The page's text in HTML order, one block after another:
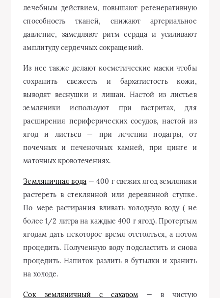
лечебным действием, повышают регенеративную
способность тканей, снижают артериальное
давление, замедляют ритм сердца и усиливают
амплитуду сердечных сокращений.
Из нее также делают косметические маски чтобы
сохранить свежесть и бархатистость кожи,
выводят веснушки и лишаи. Настой из листьев
земляники используют при гастритах, для
расширения периферических сосудов, настой из
ягод и листьев — при лечении подагры, от
почечных и печеночных камней, при цинге и
маточных кровотечениях.
Земляничная вода— 400 г свежих ягод земляники
растереть в стеклянной или деревянной ступке.
По мере растирания вливать холодную воду ( не
более 1/2 литра на каждые 400 г ягод). Протертым
ягодам дать некоторое время отстояться, а потом
процедить. Полученную воду подсластить и снова
процедить. Напиток разлить в бутылки и хранить
на холоде.
Сок земляничный с сахаром — в чистую